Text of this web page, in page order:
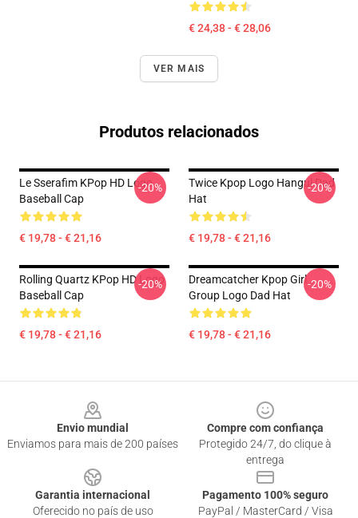
€ 24,38 - € 28,06
VER MAIS
Produtos relacionados
Le Sserafim KPop HD Logo
Baseball Cap
€ 19,78 - € 21,16
-20%
Twice Kpop Logo Hangul Dad
Hat
€ 19,78 - € 21,16
-20%
Rolling Quartz KPop HD Logo
Baseball Cap
€ 19,78 - € 21,16
-20%
Dreamcatcher Kpop Girl
Group Logo Dad Hat
€ 19,78 - € 21,16
-20%
Envio mundial
Enviamos para mais de 200 países
Compre com confiança
Protegido 24/7, do clique à
entrega
Garantia internacional
Oferecido no país de uso
Pagamento 100% seguro
PayPal / MasterCard / Visa